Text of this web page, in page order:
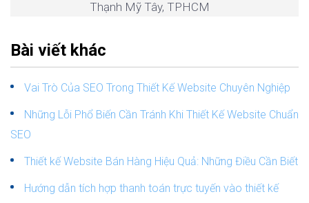
Thạnh Mỹ Tây, TPHCM
Bài viết khác
Vai Trò Của SEO Trong Thiết Kế Website Chuyên Nghiệp
Những Lỗi Phổ Biến Cần Tránh Khi Thiết Kế Website Chuẩn
SEO
Thiết kế Website Bán Hàng Hiệu Quả: Những Điều Cần Biết
Hướng dẫn tích hợp thanh toán trực tuyến vào thiết kế